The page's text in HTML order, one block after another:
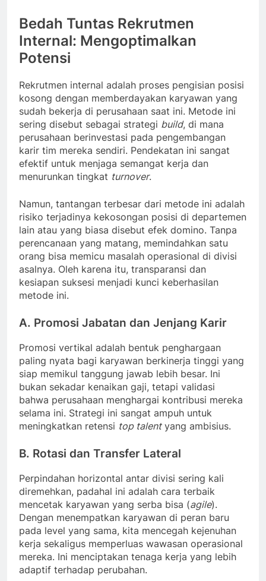
Bedah Tuntas Rekrutmen
Internal: Mengoptimalkan
Potensi
Rekrutmen internal adalah proses pengisian posisi
kosong dengan memberdayakan karyawan yang
sudah bekerja di perusahaan saat ini. Metode ini
sering disebut sebagai strategi build, di mana
perusahaan berinvestasi pada pengembangan
karir tim mereka sendiri. Pendekatan ini sangat
efektif untuk menjaga semangat kerja dan
menurunkan tingkat turnover.
Namun, tantangan terbesar dari metode ini adalah
risiko terjadinya kekosongan posisi di departemen
lain atau yang biasa disebut efek domino. Tanpa
perencanaan yang matang, memindahkan satu
orang bisa memicu masalah operasional di divisi
asalnya. Oleh karena itu, transparansi dan
kesiapan suksesi menjadi kunci keberhasilan
metode ini.
A. Promosi Jabatan dan Jenjang Karir
Promosi vertikal adalah bentuk penghargaan
paling nyata bagi karyawan berkinerja tinggi yang
siap memikul tanggung jawab lebih besar. Ini
bukan sekadar kenaikan gaji, tetapi validasi
bahwa perusahaan menghargai kontribusi mereka
selama ini. Strategi ini sangat ampuh untuk
meningkatkan retensi top talentyang ambisius.
B. Rotasi dan Transfer Lateral
Perpindahan horizontal antar divisi sering kali
diremehkan, padahal ini adalah cara terbaik
mencetak karyawan yang serba bisa (agile).
Dengan menempatkan karyawan di peran baru
pada level yang sama, kita mencegah kejenuhan
kerja sekaligus memperluas wawasan operasional
mereka. Ini menciptakan tenaga kerja yang lebih
adaptif terhadap perubahan.